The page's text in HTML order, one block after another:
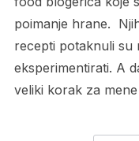
poimanje hrane.
recepti potaknuli su
eksperimentirati. A
veliki korak za